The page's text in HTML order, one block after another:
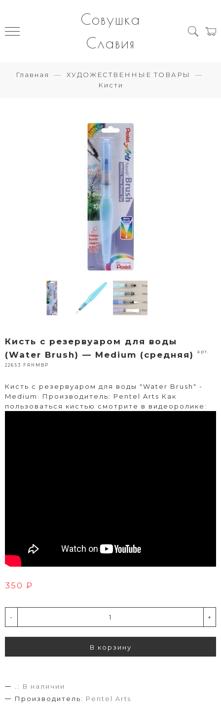
Совушка
Славия
Главная
ХУДОЖЕСТВЕННЫЕ ТОВАРЫ
Кисти
Кисть с резервуаром для воды
(Water Brush) — Medium (средняя)
арт.
22653 FRHMBP
Кисть с резервуаром для воды "Water Brush" -
Medium. Производитель: Pentel Arts Как
пользоваться кистью смотрите в видеоролике:
350 ₽
- +
В корзину
.:
В наличии
Производитель: Pentel Arts